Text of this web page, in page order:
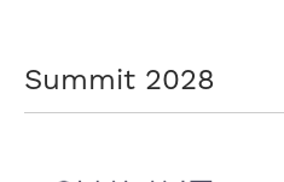
Summit 2028